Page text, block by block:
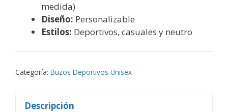
medida)
Diseño: Personalizable
Estilos: Deportivos, casuales y neutro
Categoría: Buzos Deportivos Unisex
Descripción